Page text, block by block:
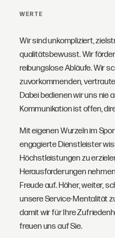
WERTE
Wir sind unkompliziert,
qualitätsbewusst. Wir
reibungslose Abläufe. Wir
zuvorkommenden,
Dabei bedienen wir uns nie
Kommunikation ist offen,
Mit eigenen Wurzeln im
engagierte Dienstleister
Höchstleistungen zu
Herausforderungen
Freude auf. Höher, weiter,
unsere Service-Mentalität
damit wir für Ihre
freuen uns auf Sie.